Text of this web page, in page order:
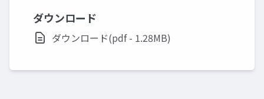
ダウンロード
ダウンロード(pdf - 1.28MB)